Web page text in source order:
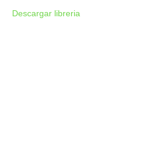
Descargar libreria